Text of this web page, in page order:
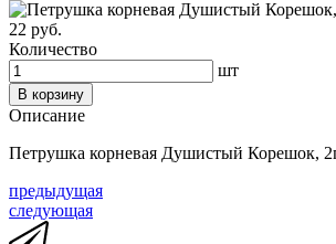
22 руб.
Количество
шт
В корзину
Описание
Петрушка корневая Душистый Корешок,
предыдущая
следующая